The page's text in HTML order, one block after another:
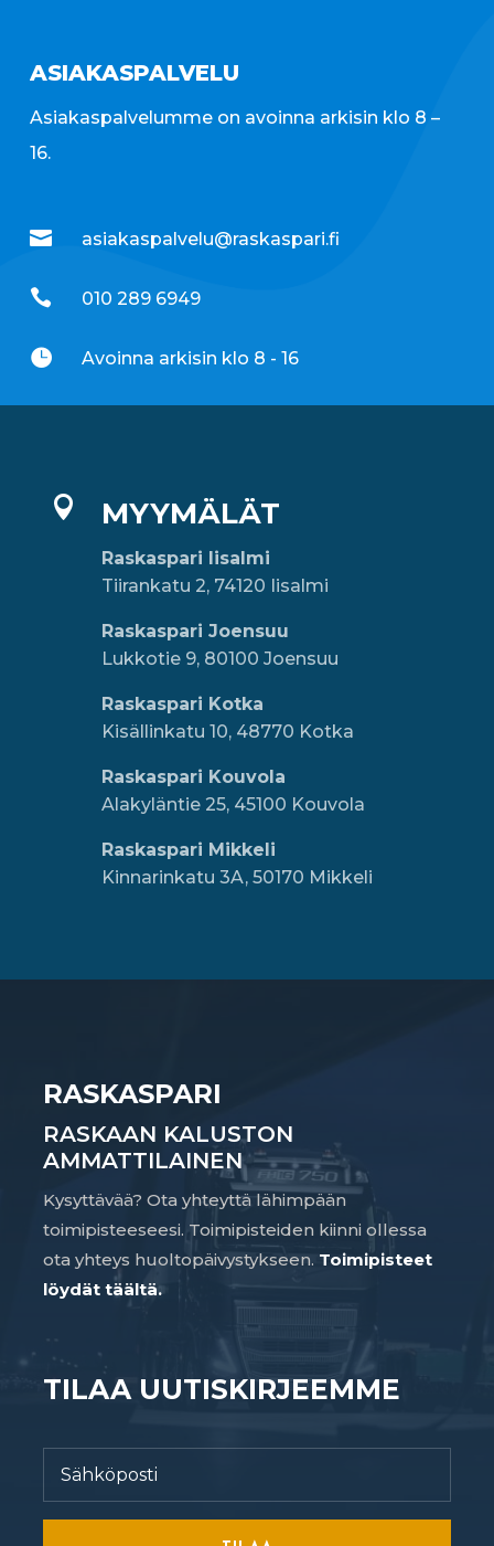
ASIAKASPALVELU
Asiakaspalvelumme on avoinna arkisin klo 8 –
16.
 asiakaspalvelu@raskaspari.fi
 010 289 6949
 Avoinna arkisin klo 8 - 16
 MYYMÄLÄT
Raskaspari Iisalmi
Tiirankatu 2, 74120 Iisalmi
Raskaspari Joensuu
Lukkotie 9, 80100 Joensuu
Raskaspari Kotka
Kisällinkatu 10, 48770 Kotka
Raskaspari Kouvola
Alakyläntie 25, 45100 Kouvola
Raskaspari Mikkeli
Kinnarinkatu 3A, 50170 Mikkeli
RASKASPARI
RASKAAN KALUSTON
AMMATTILAINEN
Kysyttävää? Ota yhteyttä lähimpään
toimipisteeseesi. Toimipisteiden kiinni ollessa
ota yhteys huoltopäivystykseen. Toimipisteet
löydät täältä.
TILAA UUTISKIRJEEMME